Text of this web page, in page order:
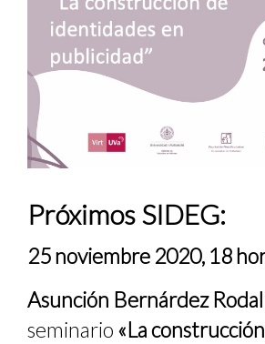
Próximos SIDEG:
25 noviembre 2020, 18
Asunción Bernárdez Rodal
seminario «La